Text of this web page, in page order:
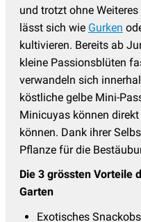
und trotzt ohne
lässt sich wie Gurken
kultivieren. Bereits ab
kleine Passionsblüten
verwandeln sich
köstliche gelbe Mini-
Minicuyas können
können. Dank ihrer
Pflanze für die
Die 3 grössten Vorteile
Garten
Exotisches